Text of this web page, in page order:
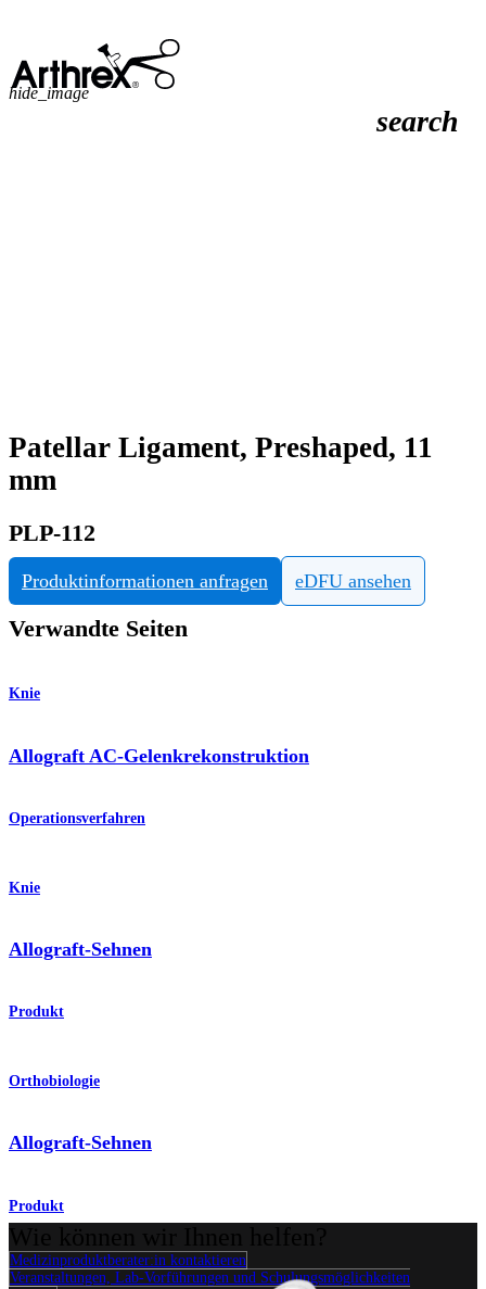
search
hide_image
Patellar Ligament, Preshaped, 11
mm
PLP-112
Produktinformationen anfragen eDFU ansehen
Verwandte Seiten
Knie
Allograft AC-Gelenkrekonstruktion
Operationsverfahren
Knie
Allograft-Sehnen
Produkt
Orthobiologie
Allograft-Sehnen
Produkt
Medizinproduktberater:in kontaktieren
Veranstaltungen, Lab-Vorführungen und Schulungsmöglichkeiten